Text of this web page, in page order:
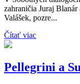
zahraničia Juraj Blanár
Valášek, pozre...
Čítať viac
Pellegrini a